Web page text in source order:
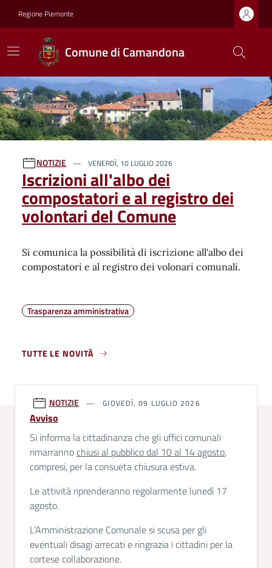
Regione Piemonte
Comune di Camandona
Ultime notizie
NOTIZIE VENERDÌ, 10 LUGLIO 2026
Iscrizioni all'albo dei
compostatori e al registro dei
volontari del Comune
Si comunica la possibilità di iscrizione all'albo dei
compostatori e al registro dei volonari comunali.
Trasparenza amministrativa
TUTTE LE NOVITÀ
NOTIZIE GIOVEDÌ, 09 LUGLIO 2026
Avviso
Si informa la cittadinanza che gli uffici comunali
rimarranno chiusi al pubblico dal 10 al 14 agosto,
compresi, per la consueta chiusura estiva.
Le attività riprenderanno regolarmente lunedì 17
agosto.
L'Amministrazione Comunale si scusa per gli
eventuali disagi arrecati e ringrazia i cittadini per la
cortese collaborazione.